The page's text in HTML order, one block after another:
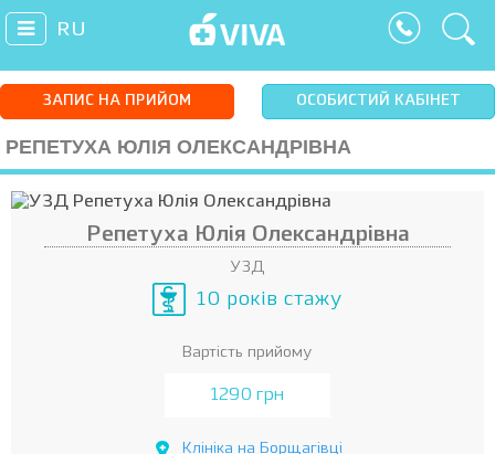
RU
ЗАПИС НА ПРИЙОМ ОСОБИСТИЙ КАБІНЕТ
РЕПЕТУХА ЮЛІЯ ОЛЕКСАНДРІВНА
Репетуха Юлія Олександрівна
УЗД
10 років стажу
Вартість прийому
1290 грн
Клініка на Борщагівці